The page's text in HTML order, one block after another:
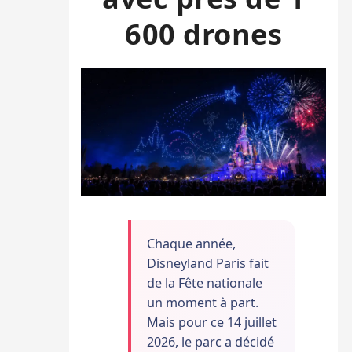
600 drones
Chaque année,
Disneyland Paris fait
de la Fête nationale
un moment à part.
Mais pour ce 14 juillet
2026, le parc a décidé